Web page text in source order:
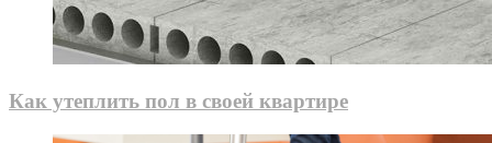
Как утеплить пол в своей квартире